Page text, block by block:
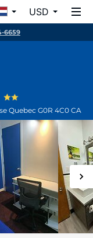
USD
6659
Quebec G0R 4C0 CA